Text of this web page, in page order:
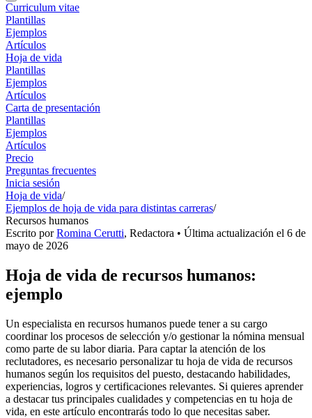
Curriculum vitae
Plantillas
Ejemplos
Artículos
Hoja de vida
Plantillas
Ejemplos
Artículos
Carta de presentación
Plantillas
Ejemplos
Artículos
Precio
Preguntas frecuentes
Inicia sesión
Hoja de vida/
Ejemplos de hoja de vida para distintas carreras/
Recursos humanos
Escrito porRomina Cerutti, Redactora • Última actualización el 6 de
mayo de 2026
Hoja de vida de recursos humanos:
ejemplo
Un especialista en recursos humanos puede tener a su cargo
coordinar los procesos de selección y/o gestionar la nómina mensual
como parte de su labor diaria. Para captar la atención de los
reclutadores, es necesario personalizar tu hoja de vida de recursos
humanos según los requisitos del puesto, destacando habilidades,
experiencias, logros y certificaciones relevantes. Si quieres aprender
a destacar tus principales cualidades y competencias en tu hoja de
vida, en este artículo encontrarás todo lo que necesitas saber.